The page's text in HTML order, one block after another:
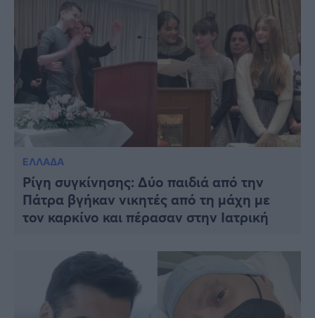
ΕΛΛΑΔΑ
Ρίγη συγκίνησης: Δύο παιδιά από την
Πάτρα βγήκαν νικητές από τη μάχη με
τον καρκίνο και πέρασαν στην Ιατρική